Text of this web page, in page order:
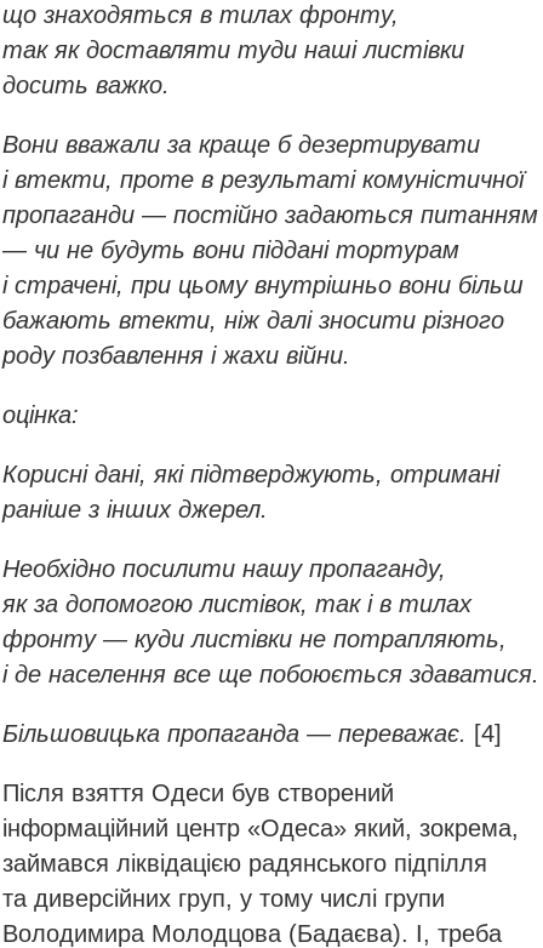
що знаходяться в тилах фронту,
так як доставляти туди наші листівки
досить важко.
Вони вважали за краще б дезертирувати
і втекти, проте в результаті комуністичної
пропаганди — постійно задаються питанням
— чи не будуть вони піддані тортурам
і страчені, при цьому внутрішньо вони більш
бажають втекти, ніж далі зносити різного
роду позбавлення і жахи війни.
оцінка:
Корисні дані, які підтверджують, отримані
раніше з інших джерел.
Необхідно посилити нашу пропаганду,
як за допомогою листівок, так і в тилах
фронту — куди листівки не потрапляють,
і де населення все ще побоюється здаватися.
Більшовицька пропаганда — переважає. [4]
Після взяття Одеси був створений
інформаційний центр «Одеса» який, зокрема,
займався ліквідацією радянського підпілля
та диверсійних груп, у тому числі групи
Володимира Молодцова (Бадаєва). І, треба